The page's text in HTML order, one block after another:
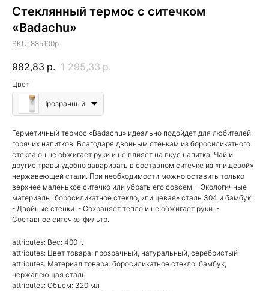
Стеклянный термос с ситечком
«Badachu»
SKU: 885100p
982,83 р. 1 295,33 р.
Цвет
Прозрачный
Герметичный термос «Badachu» идеально подойдет для любителей
горячих напитков. Благодаря двойным стенкам из боросиликатного
стекла он не обжигает руки и не влияет на вкус напитка. Чай и
другие травы удобно заваривать в составном ситечке из «пищевой»
нержавеющей стали. При необходимости можно оставить только
верхнее маленькое ситечко или убрать его совсем. - Экологичные
материалы: боросиликатное стекло, «пищевая» сталь 304 и бамбук.
- Двойные стенки. - Сохраняет тепло и не обжигает руки. -
Составное ситечко-фильтр.
attributes: Вес: 400 г.
attributes: Цвет товара: прозрачный, натуральный, серебристый
attributes: Материал товара: боросиликатное стекло, бамбук,
нержавеющая сталь
attributes: Объем: 320 мл